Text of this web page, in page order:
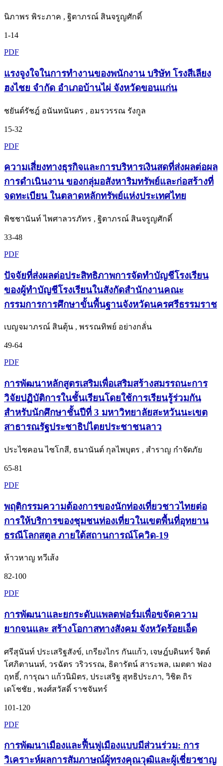
นิภาพร พิระภาค , ฐิตาภรณ์ สินจรูญศักดิ์
1-14
PDF
แรงจูงใจในการทำงานของพนักงาน บริษัท โรงสีเลียง
ฮงไชย จำกัด อำเภอบ้านไผ่ จังหวัดขอนแก่น
ชยันต์รัชฎ์ อนันทนันดร , อมรวรรณ รังกูล
15-32
PDF
ความเสี่ยงทางธุรกิจและการบริหารเงินสดที่ส่งผลต่อผล
การดำเนินงาน ของกลุ่มอสังหาริมทรัพย์และก่อสร้างที่
จดทะเบียน ในตลาดหลักทรัพย์แห่งประเทศไทย
พิชชานันท์ ไพศาลวรภัทร , ฐิตาภรณ์ สินจรูญศักดิ์
33-48
PDF
ปัจจัยที่ส่งผลต่อประสิทธิภาพการจัดทำบัญชีโรงเรียน
ของผู้ทำบัญชีโรงเรียนในสังกัดสำนักงานคณะ
กรรมการการศึกษาขั้นพื้นฐานจังหวัดนครศรีธรรมราช
เบญจมาภรณ์ สินตุ้น , พรรณทิพย์ อย่างกลั่น
49-64
PDF
การพัฒนาหลักสูตรเสริมเพื่อเสริมสร้างสมรรถนะการ
วิจัยปฏิบัติการในชั้นเรียนโดยใช้การเรียนรู้ร่วมกัน
สำหรับนักศึกษาชั้นปีที่ 3 มหาวิทยาลัยสะหวันนะเขต
สาธารณรัฐประชาธิปไตยประชาชนลาว
ประไซคอน ไซโกสี, ธนานันต์ กุลไพบุตร , สำราญ กำจัดภัย
65-81
PDF
พฤติกรรมความต้องการของนักท่องเที่ยวชาวไทยต่อ
การให้บริการของชุมชนท่องเที่ยวในเขตพื้นที่อุทยาน
ธรณีโลกสตูล ภายใต้สถานการณ์โควิด-19
ห้าวหาญ ทวีเส้ง
82-100
PDF
การพัฒนาและยกระดับแพลตฟอร์มเพื่อขจัดความ
ยากจนและ สร้างโอกาสทางสังคม จังหวัดร้อยเอ็ด
ศรีสุนันท์ ประเสริฐสังข์, เกรียงไกร กันแก้ว, เจษฎ์บดินทร์ จิตต์
โศภิตานนท์, วรฉัตร วริวรรณ, ธิดารัตน์ สาระพล, เมตตา ฟอง
ฤทธิ์, การุณา แก้วนิมิตร, ประเสริฐ สุทธิประภา, วิชิต ถิร
เดโชชัย , พงศ์สวัสดิ์ ราชจันทร์
101-120
PDF
การพัฒนาเมืองและฟื้นฟูเมืองแบบมีส่วนร่วม: การ
วิเคราะห์ผลการสัมภาษณ์ผู้ทรงคุณวุฒิและผู้เชี่ยวชาญ